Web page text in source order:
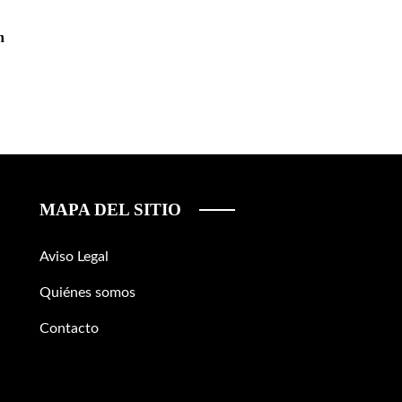
MAPA DEL SITIO
Aviso Legal
Quiénes somos
Contacto